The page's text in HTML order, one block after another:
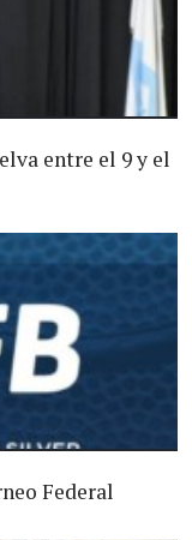
entre el 9 y el
Federal